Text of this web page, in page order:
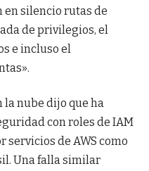
silencio rutas de
de privilegios, el
e incluso el
la nube dijo que ha
con roles de IAM
de AWS como
Una falla similar